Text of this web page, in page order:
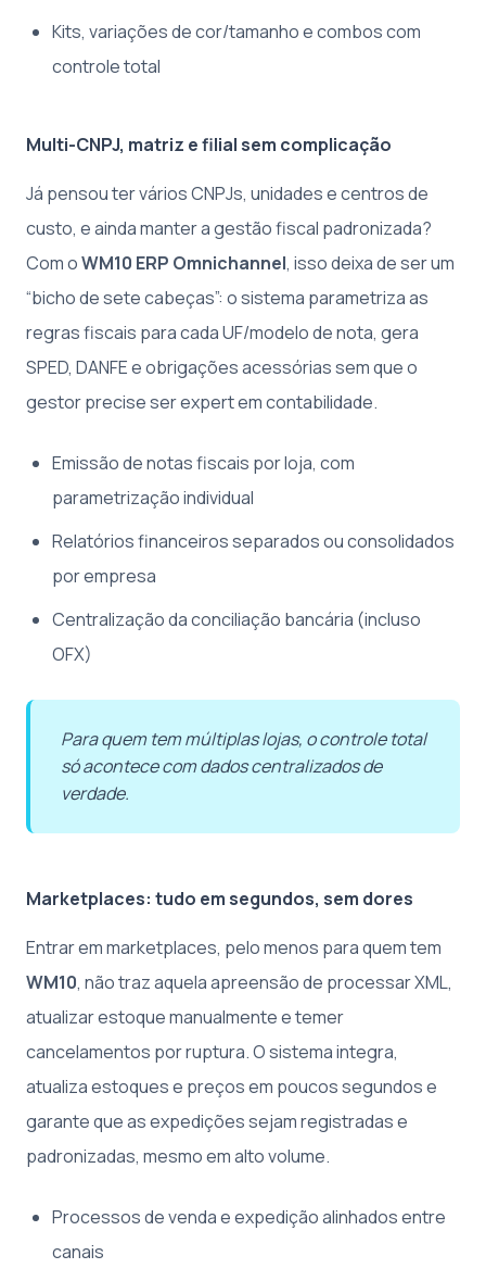
Kits, variações de cor/tamanho e combos com
controle total
Multi-CNPJ, matriz e filial sem complicação
Já pensou ter vários CNPJs, unidades e centros de
custo, e ainda manter a gestão fiscal padronizada?
Com oWM10 ERP Omnichannel, isso deixa de ser um
“bicho de sete cabeças”: o sistema parametriza as
regras fiscais para cada UF/modelo de nota, gera
SPED, DANFE e obrigações acessórias sem que o
gestor precise ser expert em contabilidade.
Emissão de notas fiscais por loja, com
parametrização individual
Relatórios financeiros separados ou consolidados
por empresa
Centralização da conciliação bancária (incluso
OFX)
Para quem tem múltiplas lojas, o controle total
só acontece com dados centralizados de
verdade.
Marketplaces: tudo em segundos, sem dores
Entrar em marketplaces, pelo menos para quem tem
WM10, não traz aquela apreensão de processar XML,
atualizar estoque manualmente e temer
cancelamentos por ruptura. O sistema integra,
atualiza estoques e preços em poucos segundos e
garante que as expedições sejam registradas e
padronizadas, mesmo em alto volume.
Processos de venda e expedição alinhados entre
canais